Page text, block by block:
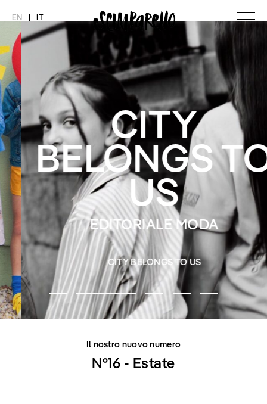
EN | IT
MAGAZINE
Ultimo Numero
Archivio
NOVITÀ MODA
Collezioni
Editoriali
Styling Tips
Video
SHOP
INTERVIEW
Meet Me
SCIMPARELLO
Chi siamo
Newsletter
Privacy Policy
Imprint
CITY
BELONGS TO
US
EDITORIALE MODA
CITY BELONGS TO US
Il nostro nuovo numero
N°16 - Estate